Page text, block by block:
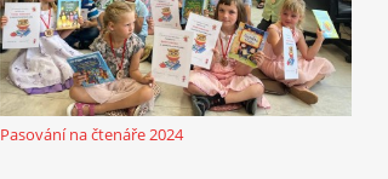
Pasování na čtenáře 2024